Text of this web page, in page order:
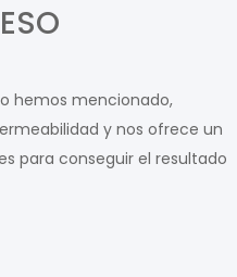
hemos mencionado,
y nos ofrece un
para conseguir el resultado